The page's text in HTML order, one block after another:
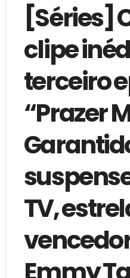
[Séries]
clipe
terceiro
“Prazer
TV,